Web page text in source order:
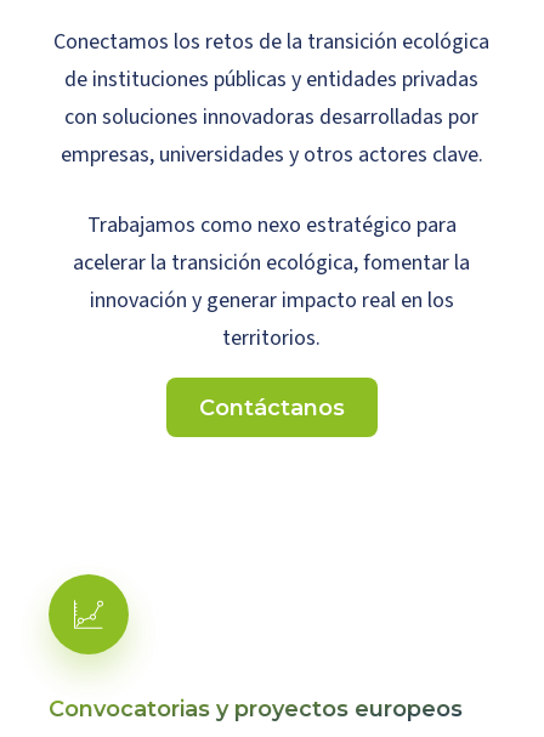
Conectamos los retos de la transición ecológica
de instituciones públicas y entidades privadas
con soluciones innovadoras desarrolladas por
empresas, universidades y otros actores clave.
Trabajamos como nexo estratégico para
acelerar la transición ecológica, fomentar la
innovación y generar impacto real en los
territorios.
Contáctanos
Convocatorias y proyectos europeos